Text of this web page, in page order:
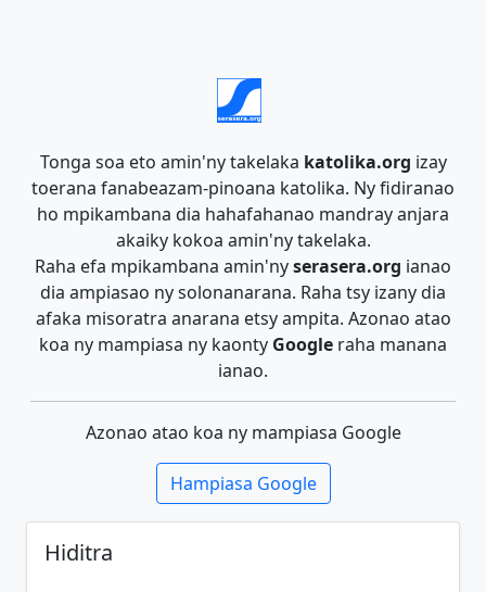
Tonga soa eto amin'ny takelaka katolika.org izay
toerana fanabeazam-pinoana katolika. Ny fidiranao
ho mpikambana dia hahafahanao mandray anjara
akaiky kokoa amin'ny takelaka.
Raha efa mpikambana amin'nyserasera.org ianao
dia ampiasao ny solonanarana. Raha tsy izany dia
afaka misoratra anarana etsy ampita. Azonao atao
koa ny mampiasa ny kaonty Google raha manana
ianao.
Azonao atao koa ny mampiasa Google
Hampiasa Google
Hiditra